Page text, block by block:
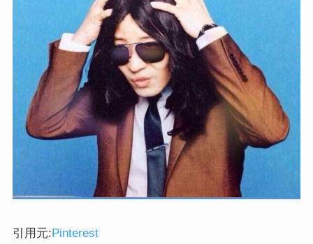
引用元: Pinterest